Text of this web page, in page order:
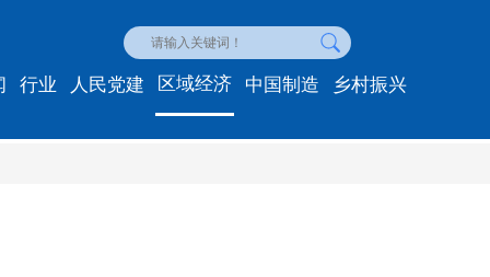
行业 人民党建 区域经济 中国制造 乡村振兴